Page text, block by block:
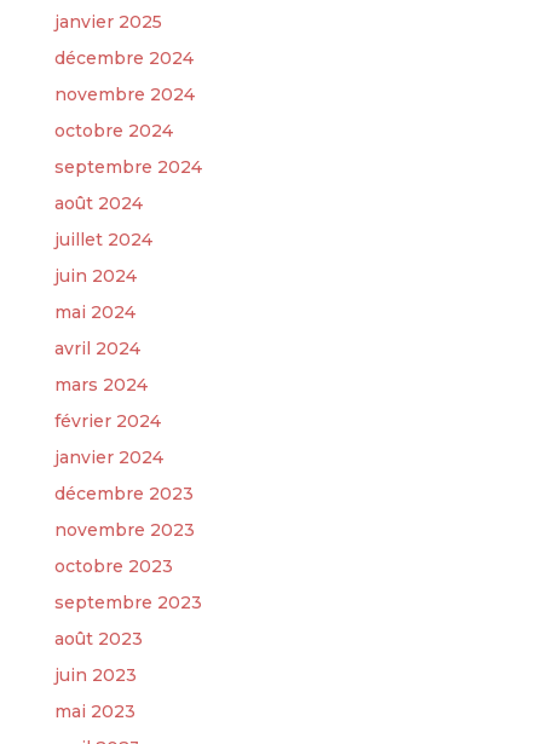
janvier 2025
décembre 2024
novembre 2024
octobre 2024
septembre 2024
août 2024
juillet 2024
juin 2024
mai 2024
avril 2024
mars 2024
février 2024
janvier 2024
décembre 2023
novembre 2023
octobre 2023
septembre 2023
août 2023
juin 2023
mai 2023